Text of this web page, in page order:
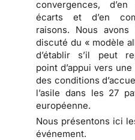
convergences,
écarts et d’en
raisons. Nous
discuté du « modèle
d’établir s’il peut
point d’appui vers
des conditions
l’asile dans les 27
européenne.
Nous présentons ici
événement.